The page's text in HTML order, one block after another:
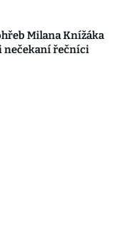
Milana Knížáka
nečekaní řečníci